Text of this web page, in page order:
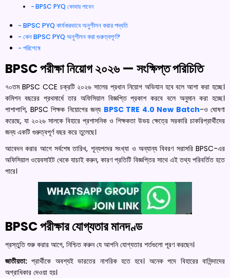
BPSC PYQ কোথায় পাবেন
BPSC PYQ কার্যকরভাবে অনুশীলন করার পদ্ধতি
কেন BPSC PYQ অনুশীলন করা গুরুত্বপূর্ণ?
পরিশেষে
BPSC পরীক্ষা নিয়োগ ২০২৬ — সংক্ষিপ্ত পরিচিতি
৭০তম BPSC CCE চক্রটি ২০২৬ সালের প্রধান নিয়োগ অভিযান হবে বলে আশা করা হচ্ছে।
কমিশন বছরের প্রথমার্ধে তার অফিসিয়াল বিজ্ঞপ্তি প্রকাশ করবে বলে অনুমান করা হচ্ছে।
পাশাপাশি, BPSC শিক্ষক নিয়োগের জন্য BPSC TRE 4.0 New Batch-ও ঘোষণা
করেছে, যা ২০২৬ সালকে বিহারে প্রশাসনিক ও শিক্ষকতা উভয় ক্ষেত্রে সরকারি চাকরিপ্রার্থীদের
জন্য একটি গুরুত্বপূর্ণ বছর করে তুলেছে।
আবেদন করার আগে সর্বশেষ তারিখ, শূন্যপদের সংখ্যা ও অন্যান্য বিবরণ সরাসরি BPSC-এর
অফিসিয়াল ওয়েবসাইট থেকে যাচাই করুন, কারণ প্রতিটি বিজ্ঞপ্তির সাথে এই তথ্য পরিবর্তিত হতে
পারে।
BPSC পরীক্ষার যোগ্যতার মানদণ্ড
প্রস্তুতি শুরু করার আগে, নিশ্চিত করুন যে আপনি যোগ্যতার শর্তগুলো পূরণ করছেন।
জাতীয়তা: প্রার্থীকে অবশ্যই ভারতের নাগরিক হতে হবে। অনেক পদে বিহারের বাসিন্দাদের
অগ্রাধিকার দেওয়া হয়।